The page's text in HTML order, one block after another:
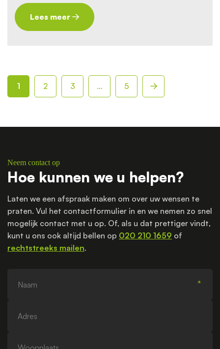
Lees meer
paginering
1 2 3 … 5
Neem contact op
Hoe kunnen we u helpen?
Laten we een afspraak maken om over uw wensen te
praten. Vul het contactformulier in en we nemen zo snel
mogelijk contact met u op. Of, als u dat prettiger vindt,
kunt u ons ook altijd bellen op 020 210 1659 of
rechtstreeks mailen.